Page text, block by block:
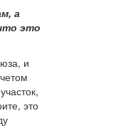
а
это
и
это